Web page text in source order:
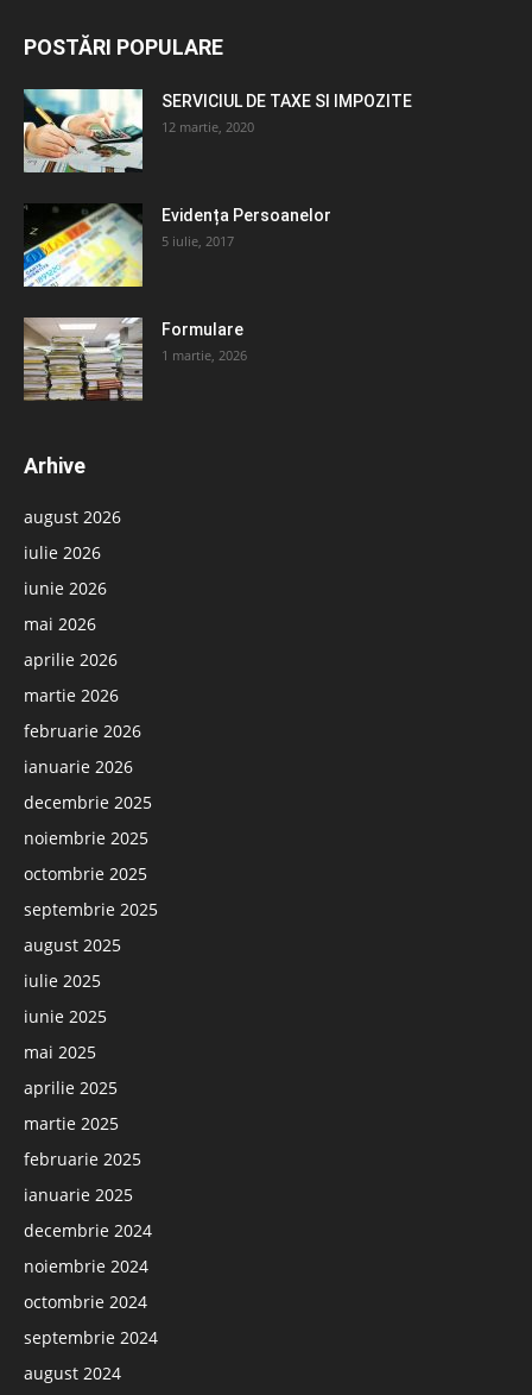
POSTĂRI POPULARE
SERVICIUL DE TAXE SI IMPOZITE
12 martie, 2020
Evidența Persoanelor
5 iulie, 2017
Formulare
1 martie, 2026
Arhive
august 2026
iulie 2026
iunie 2026
mai 2026
aprilie 2026
martie 2026
februarie 2026
ianuarie 2026
decembrie 2025
noiembrie 2025
octombrie 2025
septembrie 2025
august 2025
iulie 2025
iunie 2025
mai 2025
aprilie 2025
martie 2025
februarie 2025
ianuarie 2025
decembrie 2024
noiembrie 2024
octombrie 2024
septembrie 2024
august 2024